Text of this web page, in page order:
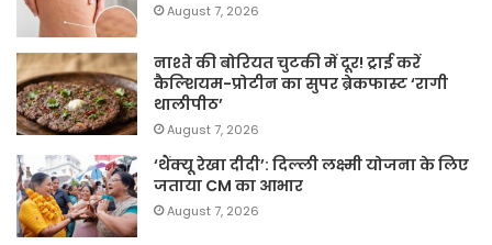
August 7, 2026
नाश्ते की बोरियत चुटकी में दूर! ट्राई करें
कैल्शियम-प्रोटीन का सुपर ब्रेकफास्ट ‘रागी
थालीपीठ’
August 7, 2026
‘थैंक्यू रेखा दीदी’: दिल्ली लक्ष्मी योजना के लिए
जताया CM का आभार
August 7, 2026